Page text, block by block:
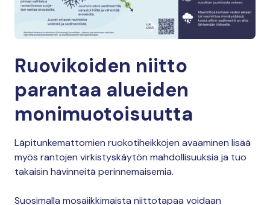
Ruovikoiden niitto
parantaa alueiden
monimuotoisuutta
Läpitunkemattomien ruokotiheikköjen avaaminen lisää
myös rantojen virkistyskäytön mahdollisuuksia ja tuo
takaisin hävinneitä perinnemaisemia.
Suosimalla mosaiikkimaista niittotapaa voidaan